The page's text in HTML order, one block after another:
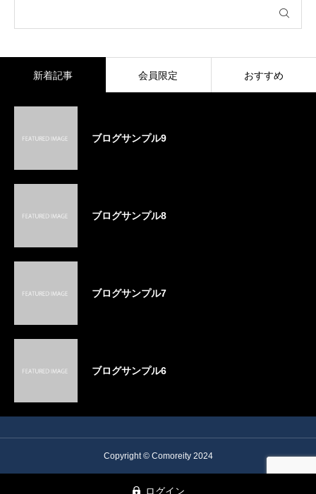
新着記事 会員限定 おすすめ
ブログサンプル9
ブログサンプル8
ブログサンプル7
ブログサンプル6
Copyright © Comoreity 2024
ログイン